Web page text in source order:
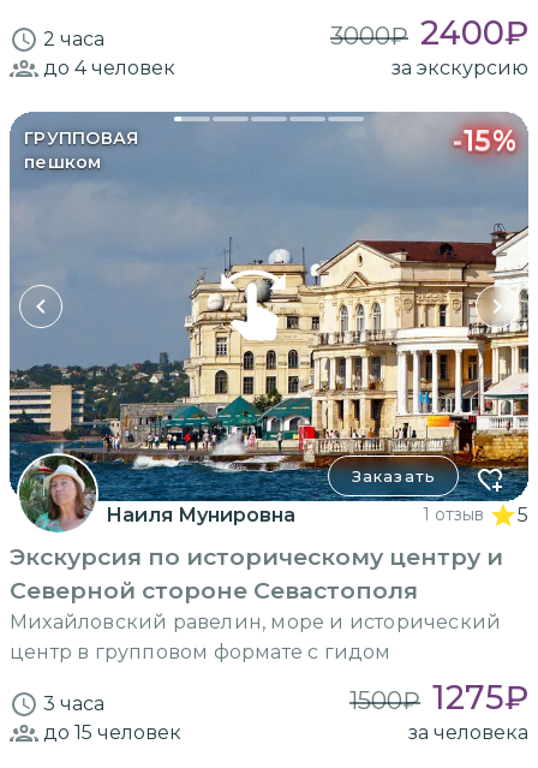
2 часа 3000₽ 2400₽
до 4человек за экскурсию
ГРУППОВАЯ
пешком
-15%
Заказать
Наиля Мунировна 1 отзыв 5
Экскурсия по историческому центру и
Северной стороне Севастополя
Михайловский равелин, море и исторический
центр в групповом формате с гидом
3 часа 1500₽ 1275₽
до 15 человек за человека